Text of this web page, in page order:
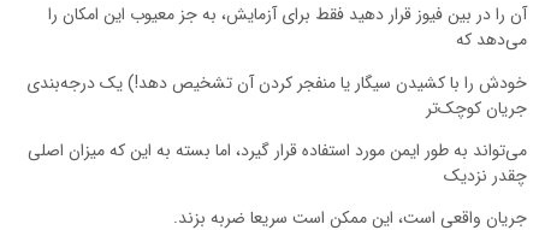
را در بین فیوز قرار دهید فقط برای آزمایش، به جز معیوب این امکان را
که
را با کشیدن سیگار یا منفجر کردن آن تشخیص دهد!) یک درجه‌بندی
کوچک‌تر
به طور ایمن مورد استفاده قرار گیرد، اما بسته به این که میزان اصلی
نزدیک
واقعی است، این ممکن است سریعا ضربه بزند.